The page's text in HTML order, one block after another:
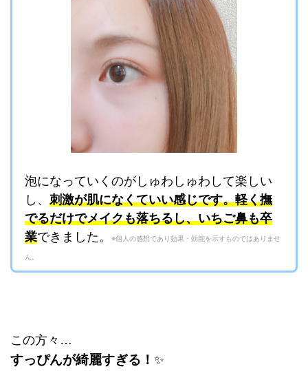
泡になっていくのがしゅわしゅわして楽しい
し、 刺激が肌になくていい感じです。軽く撫
でるだけでメイクも落ちるし、いちご鼻も卒
業できました。 ※個人の感想であり効果・効能を示すものではありませ
ん。
この方々…
すっぴんが綺麗すぎる！ ✨